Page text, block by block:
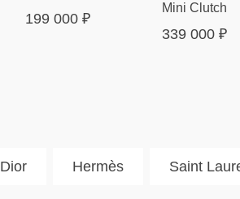
199 000 ₽
Mini Clutch
339 000 ₽
Dior Hermès Saint